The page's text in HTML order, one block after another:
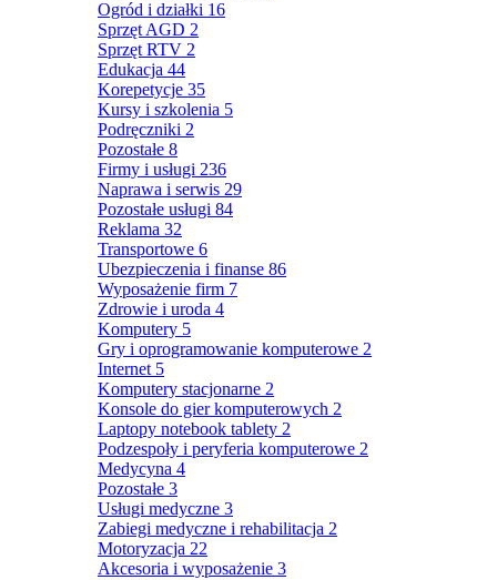
Ogród i działki 16
Sprzęt AGD 2
Sprzęt RTV 2
Edukacja 44
Korepetycje 35
Kursy i szkolenia 5
Podręczniki 2
Pozostałe 8
Firmy i usługi 236
Naprawa i serwis 29
Pozostałe usługi 84
Reklama 32
Transportowe 6
Ubezpieczenia i finanse 86
Wyposażenie firm 7
Zdrowie i uroda 4
Komputery 5
Gry i oprogramowanie komputerowe 2
Internet 5
Komputery stacjonarne 2
Konsole do gier komputerowych 2
Laptopy notebook tablety 2
Podzespoły i peryferia komputerowe 2
Medycyna 4
Pozostałe 3
Usługi medyczne 3
Zabiegi medyczne i rehabilitacja 2
Motoryzacja 22
Akcesoria i wyposażenie 3